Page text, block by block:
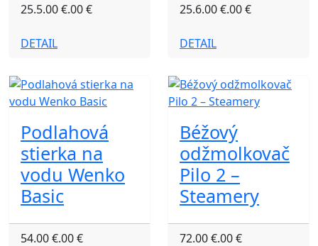
25.5.00 €.00 €
DETAIL
25.6.00 €.00 €
DETAIL
Podlahová
stierka na
vodu Wenko
Basic
54.00 €.00 €
Béžový
odžmolkovač
Pilo 2 –
Steamery
72.00 €.00 €